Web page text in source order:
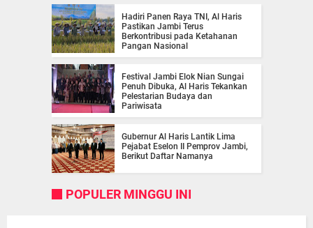
Hadiri Panen Raya TNI, Al Haris
Pastikan Jambi Terus
Berkontribusi pada Ketahanan
Pangan Nasional
Festival Jambi Elok Nian Sungai
Penuh Dibuka, Al Haris Tekankan
Pelestarian Budaya dan
Pariwisata
Gubernur Al Haris Lantik Lima
Pejabat Eselon II Pemprov Jambi,
Berikut Daftar Namanya
POPULER MINGGU INI